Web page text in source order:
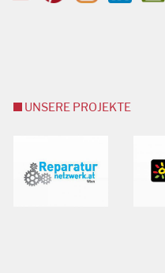
UNSERE PROJEKTE